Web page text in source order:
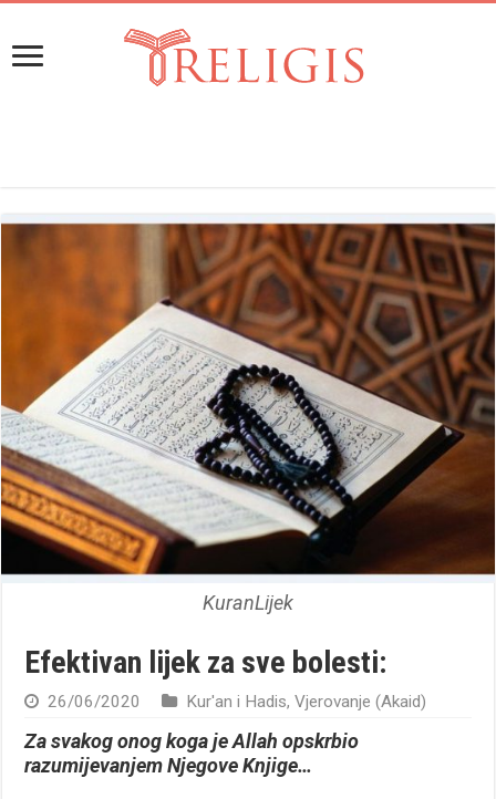
KuranLijek
Efektivan lijek za sve bolesti:
26/06/2020 Kur'an i Hadis,Vjerovanje (Akaid)
Za svakog onog koga je Allah opskrbio
razumijevanjem Njegove Knjige…